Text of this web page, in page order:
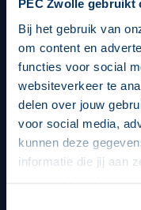
PEC Zwolle gebruikt
Bij het gebruik van
om content en
functies voor social
websiteverkeer te
delen over jouw
voor social media,
kunnen deze
informatie die jij aan